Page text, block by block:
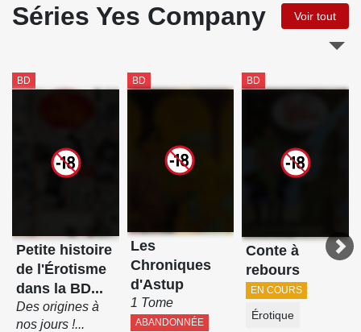
Séries Yes Company Voir tout
BD
Petite histoire
de l'Érotisme
dans la BD...
Des origines à
nos jours !...
BD
Les
Chroniques
d'Astup
1 Tome
ABANDONNÉE
BD
Conte à
rebours
EN COURS
Érotique